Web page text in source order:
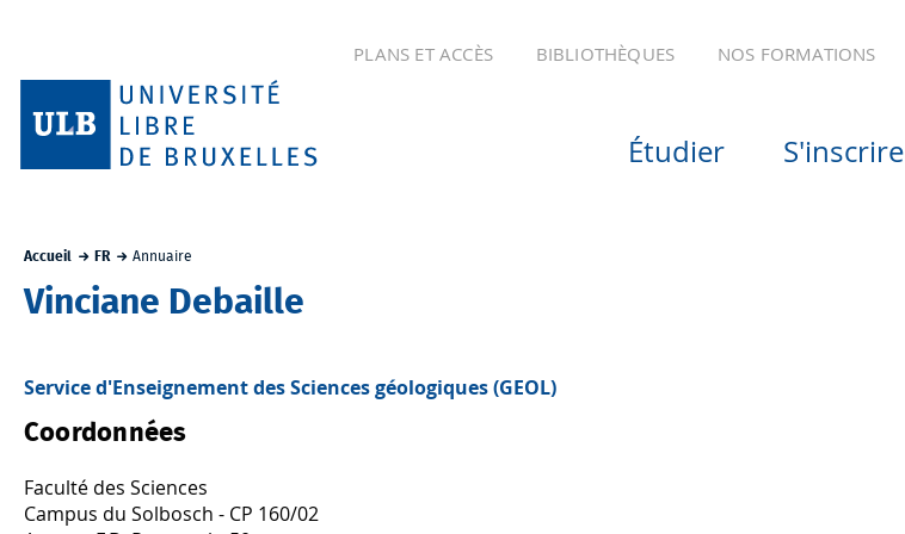
PLANS ET ACCÈS BIBLIOTHÈQUES NOS FORMATIONS
Étudier S'inscrire
Accueil FR Annuaire
Vinciane Debaille
Service d'Enseignement des Sciences géologiques (GEOL)
Coordonnées
Faculté des Sciences
Campus du Solbosch - CP 160/02